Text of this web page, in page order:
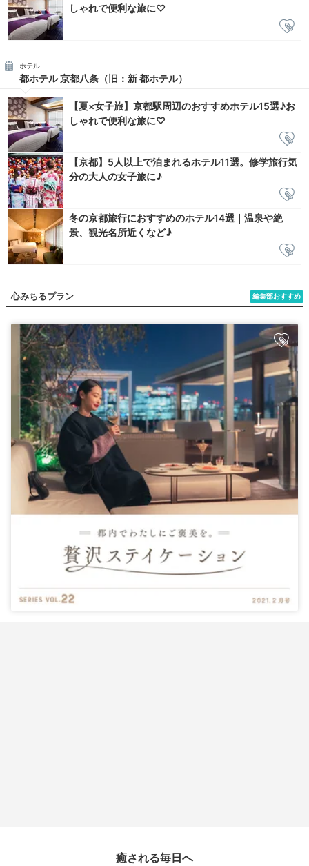
しゃれで便利な旅に♡
ホテル
都ホテル 京都八条（旧：新 都ホテル）
【夏×女子旅】京都駅周辺のおすすめホテル15選♪お
しゃれで便利な旅に♡
【京都】5人以上で泊まれるホテル11選。修学旅行気
分の大人の女子旅に♪
冬の京都旅行におすすめのホテル14選｜温泉や絶
景、観光名所近くなど♪
編集部おすすめ
心みちるプラン
癒される毎日へ